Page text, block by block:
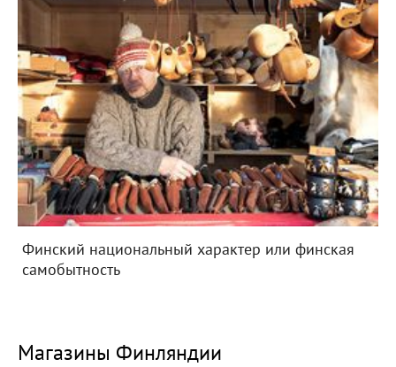
Финский национальный характер или финская
самобытность
Магазины Финляндии